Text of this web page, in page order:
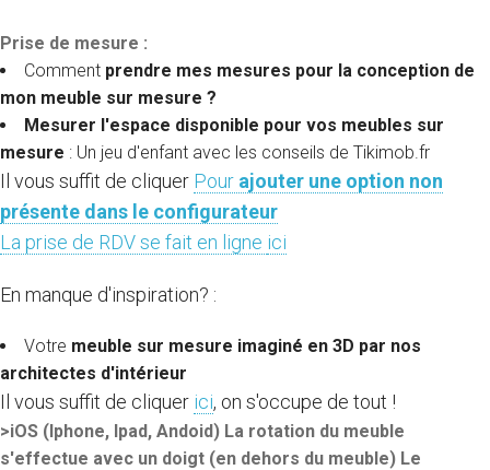
Prise de mesure :
Comment prendre mes mesures pour la conception de
mon meuble sur mesure ?
Mesurer l'espace disponible pour vos meubles sur
mesure : Un jeu d'enfant avec les conseils de Tikimob.fr
Il vous suffit de cliquer Pour ajouter une option non
présente dans le configurateur
La prise de RDV se fait en ligne ici
En manque d'inspiration? :
Votre meuble sur mesure imaginé en 3D par nos
architectes d'intérieur
Il vous suffit de cliquer ici, on s'occupe de tout !
>iOS (Iphone, Ipad, Andoid) La rotation du meuble
s'effectue avec un doigt (en dehors du meuble) Le